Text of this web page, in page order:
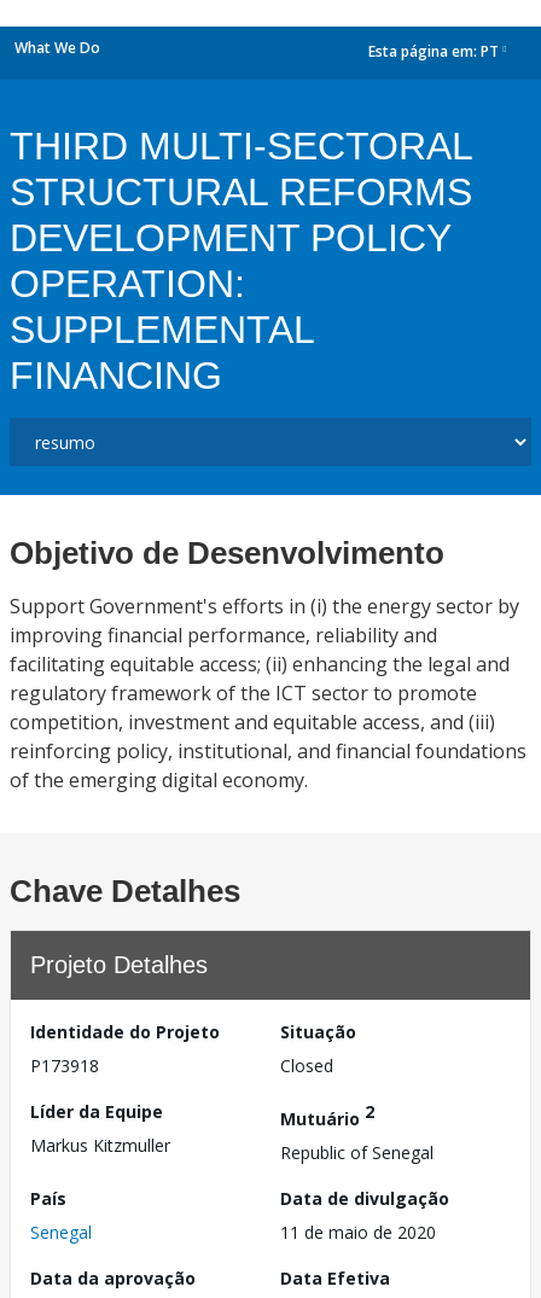
What We Do Esta página em: PT
THIRD MULTI-SECTORAL
STRUCTURAL REFORMS
DEVELOPMENT POLICY
OPERATION:
SUPPLEMENTAL
FINANCING
Objetivo de Desenvolvimento
Support Government's efforts in (i) the energy sector by
improving financial performance, reliability and
facilitating equitable access; (ii) enhancing the legal and
regulatory framework of the ICT sector to promote
competition, investment and equitable access, and (iii)
reinforcing policy, institutional, and financial foundations
of the emerging digital economy.
Chave Detalhes
Projeto Detalhes
Identidade do Projeto
P173918
Situação
Closed
Líder da Equipe
Markus Kitzmuller
Mutuário 2
Republic of Senegal
País
Senegal
Data de divulgação
11 de maio de 2020
Data da aprovação
Data Efetiva